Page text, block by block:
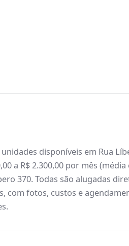
disponíveis em Rua
a R$ 2.300,00 por mês (média
370. Todas são alugadas
com fotos, custos e